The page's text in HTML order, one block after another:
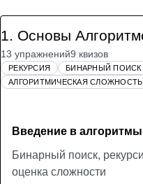
1. Основы
13 упражнений9 квизов
РЕКУРСИЯ БИНАРНЫЙ ПОИСК
АЛГОРИТМИЧЕСКАЯ СЛОЖНОСТЬ
Введение в алгоритмы
Бинарный поиск,
оценка сложности